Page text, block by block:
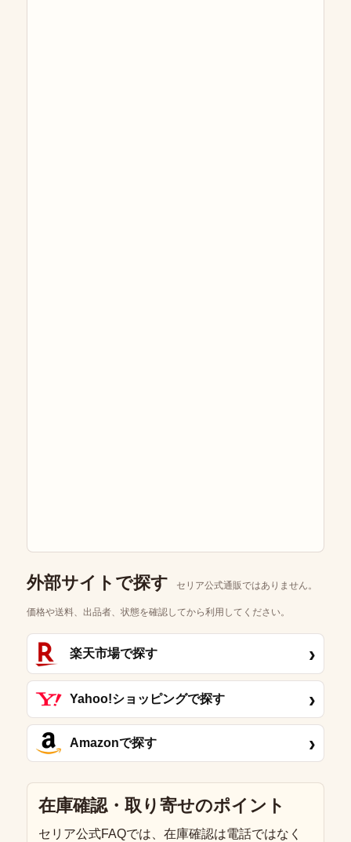
外部サイトで探す セリア公式通販ではありません。
価格や送料、出品者、状態を確認してから利用してください。
楽天市場で探す ›
Yahoo!ショッピングで探す ›
Amazonで探す ›
在庫確認・取り寄せのポイント
セリア公式FAQでは、在庫確認は電話ではなく